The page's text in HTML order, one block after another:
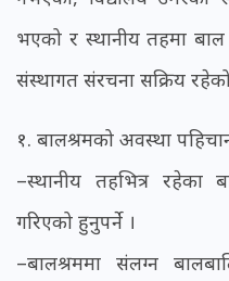
भएको र स्थानीय तहमा बाल
संस्थागत संरचना सक्रिय
१. बालश्रमको अवस्था
–स्थानीय तहभित्र रहेका
गरिएको हुनुपर्ने ।
–बालश्रममा संलग्न